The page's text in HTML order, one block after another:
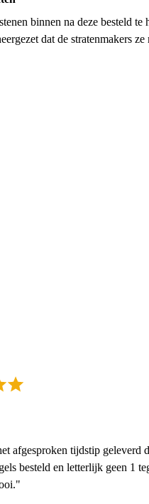
binnen na deze besteld
dat de stratenmakers
afgesproken tijdstip geleverd
besteld en letterlijk geen 1